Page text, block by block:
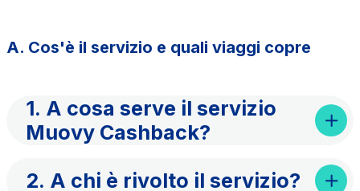
Info Viabilità
Tecnologie e Sicurezza
Sostenibilità
Media
A. Cos'è il servizio e quali viaggi copre
1. A cosa serve il servizio
Muovy Cashback?
2. A chi è rivolto il servizio?